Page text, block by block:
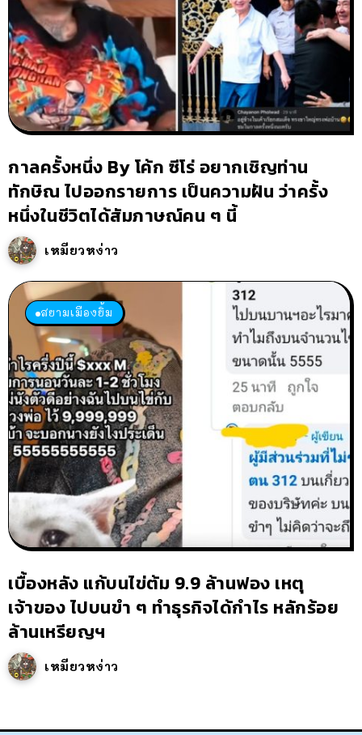
กาลครั้งหนึ่ง By โค้ก ซีโร่ อยากเชิญท่าน
ทักษิณ ไปออกรายการ เป็นความฝัน ว่าครั้ง
หนึ่งในชีวิตได้สัมภาษณ์คน ๆ นี้
เหมียวหง่าว
สยามเมืองยิ้ม
เบื้องหลัง แก้บนไข่ต้ม 9.9 ล้านฟอง เหตุ
เจ้าของ ไปบนขำ ๆ ทำธุรกิจได้กำไร หลักร้อย
ล้านเหรียญฯ
เหมียวหง่าว